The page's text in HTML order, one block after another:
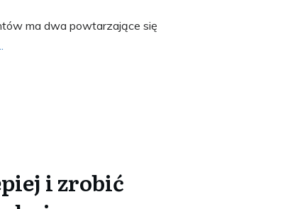
ma dwa powtarzające się
i zrobić